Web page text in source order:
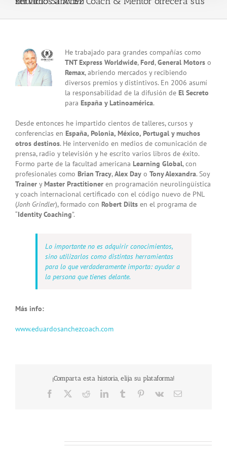
View
Larger
Image
He trabajado para grandes compañías como
TNT Express Worldwide, Ford,General Motorso
Remax, abriendo mercados y recibiendo
diversos premios y distintivos. En 2006 asumí
la responsabilidad de la difusión de El Secreto
para España y Latinoamérica.
Desde entonces he impartido cientos de talleres, cursos y
conferencias en España, Polonia, México, Portugal y muchos
otros destinos. He intervenido en medios de comunicación de
prensa, radio y televisión y he escrito varios libros de éxito.
Formo parte de la facultad americana Learning Global, con
profesionales como Brian Tracy,Alex Day o Tony Alexandra. Soy
Trainer y Master Practitioner en programación neurolingüística
y coach internacional certificado con el código nuevo de PNL
(Jonh Grindler), formado con Robert Dilts en el programa de
“Identity Coaching”.
Lo importante no es adquirir conocimientos,
sino utilizarlos como distintas herramientas
para lo que verdaderamente importa: ayudar a
la persona que tienes delante.
Más info:
www.eduardosanchezcoach.com
¡Comparta esta historia, elija su plataforma!
Facebook RedditLinkedInTumblr Pinterest
Vk Email